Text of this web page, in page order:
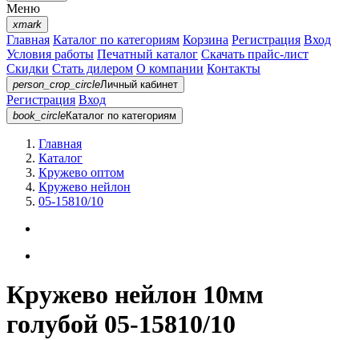
Меню
xmark
Главная Каталог по категориям Корзина Регистрация Вход
Условия работы Печатный каталог Скачать прайс-лист
Скидки Стать дилером О компании Контакты
person_crop_circleЛичный кабинет
Регистрация Вход
book_circleКаталог по категориям
Главная
Каталог
Кружево оптом
Кружево нейлон
05-15810/10
Кружево нейлон 10мм
голубой 05-15810/10